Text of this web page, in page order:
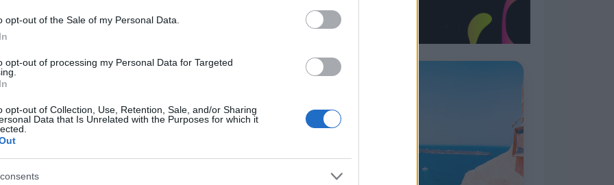
opt-out of the Sale of my Personal Data.
opt-out of processing my Personal Data for Targeted
opt-out of Collection, Use, Retention, Sale, and/or Sharing
Data that Is Unrelated with the Purposes for which it